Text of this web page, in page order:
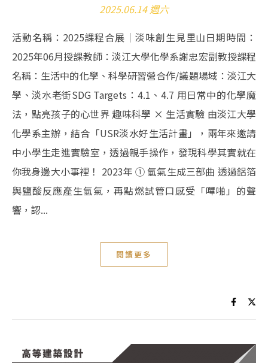
2025.06.14 週六
活動名稱：2025課程合展｜淡味創生見里山日期時間：
2025年06月授課教師：淡江大學化學系謝忠宏副教授課程
名稱：生活中的化學、科學研習營合作/議題場域：淡江大
學、淡水老街SDG Targets：4.1、4.7 用日常中的化學魔
法，點亮孩子的心世界 趣味科學 × 生活實驗 由淡江大學
化學系主辦，結合「USR淡水好生活計畫」，兩年來邀請
中小學生走進實驗室，透過親手操作，發現科學其實就在
你我身邊大小事裡！ 2023年 ① 氫氣生成三部曲 透過鋁箔
與鹽酸反應產生氫氣，再點燃試管口感受「嗶啪」的聲
響，認...
閱讀更多